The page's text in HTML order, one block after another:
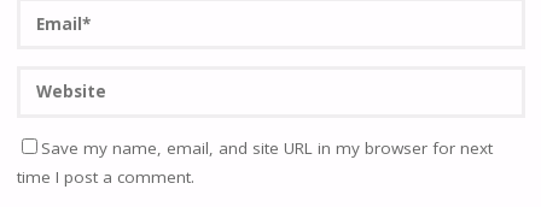
Save my name, email, and site URL in my browser for next
time I post a comment.